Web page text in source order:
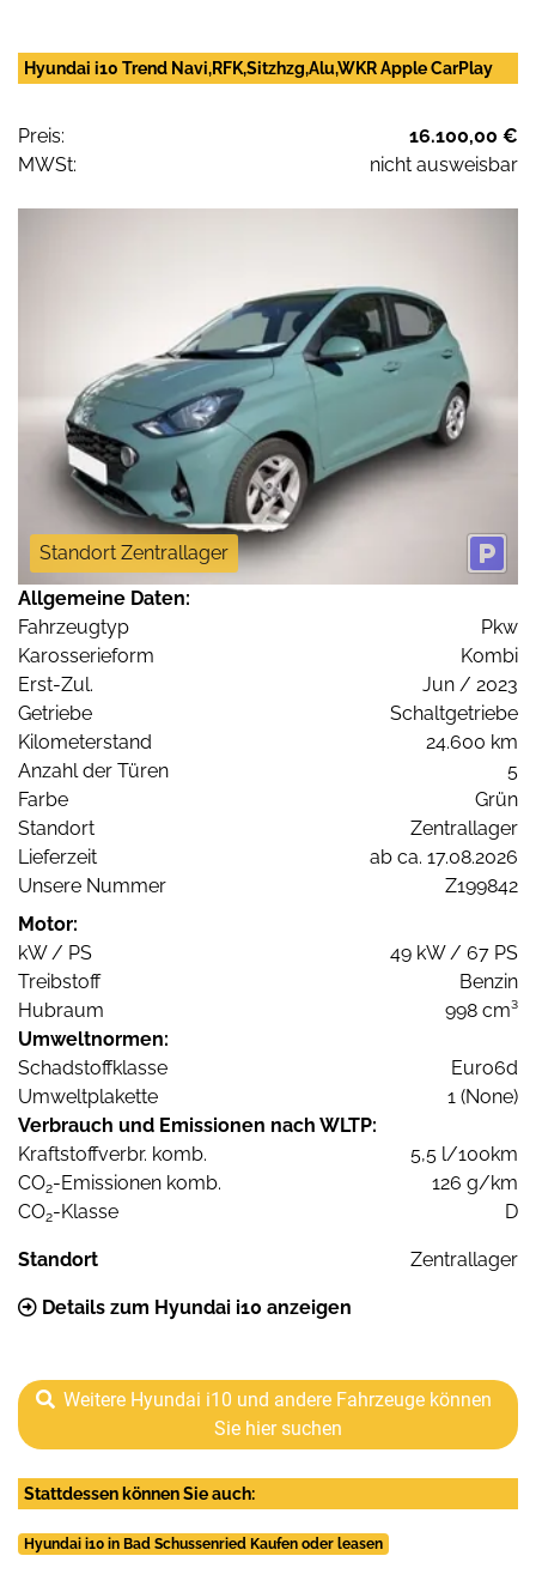
Hyundai i10 Trend Navi,RFK,Sitzhzg,Alu,WKR Apple CarPlay
Preis:
16.100,00 €
MWSt:
nicht ausweisbar
Standort Zentrallager
Allgemeine Daten:
Fahrzeugtyp
Pkw
Karosserieform
Kombi
Erst-Zul.
Jun / 2023
Getriebe
Schaltgetriebe
Kilometerstand
24.600 km
Anzahl der Türen
5
Farbe
Grün
Standort
Zentrallager
Lieferzeit
ab ca. 17.08.2026
Unsere Nummer
Z199842
Motor:
kW / PS
49 kW / 67 PS
Treibstoff
Benzin
Hubraum
998 cm³
Umweltnormen:
Schadstoffklasse
Euro6d
Umweltplakette
1 (None)
Verbrauch und Emissionen nach WLTP:
Kraftstoffverbr. komb.
5,5 l/100km
CO2-Emissionen komb.
126 g/km
CO2-Klasse D
Standort Zentrallager
Details zum Hyundai i10 anzeigen
Weitere Hyundai i10 und andere Fahrzeuge können
Sie hier suchen
Stattdessen können Sie auch:
Hyundai i10 in Bad Schussenried Kaufen oder leasen